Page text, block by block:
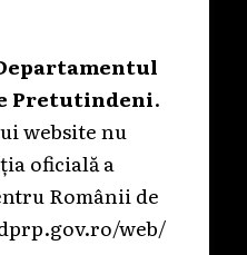
Pretutindeni.
website nu
oficială a
Românii de
web/